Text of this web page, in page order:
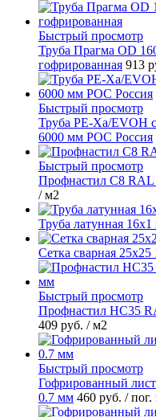
Быстрый просмотр
Труба Прагма OD
гофрированная 913
Быстрый просмотр
Труба PE-Xa/EVOH
6000 мм РОС Россия
Быстрый просмотр
Профнастил С8 RAL
/ м2
Труба латунная
Сетка сварная
Быстрый просмотр
Профнастил НС35
409 руб. / м2
Быстрый просмотр
Гофрированный
0.7 мм 460 руб. / пог.